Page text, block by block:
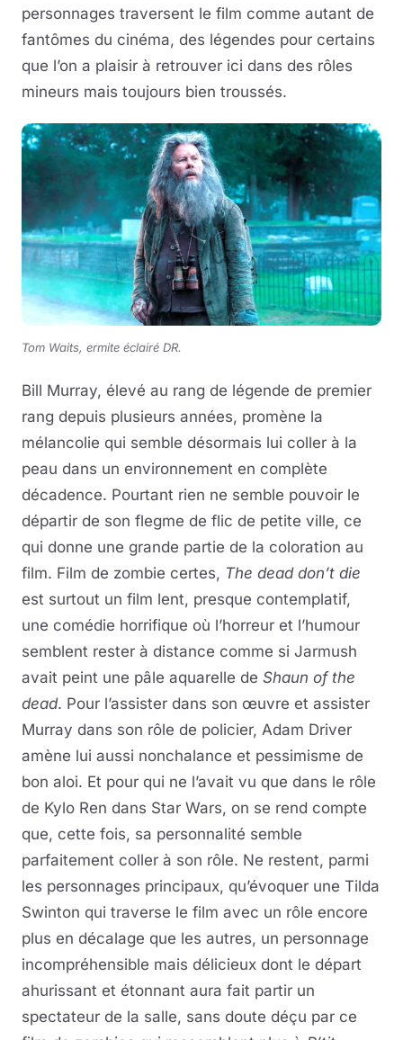
personnages traversent le film comme autant de
fantômes du cinéma, des légendes pour certains
que l’on a plaisir à retrouver ici dans des rôles
mineurs mais toujours bien troussés.
Tom Waits, ermite éclairé DR.
Bill Murray, élevé au rang de légende de premier
rang depuis plusieurs années, promène la
mélancolie qui semble désormais lui coller à la
peau dans un environnement en complète
décadence. Pourtant rien ne semble pouvoir le
départir de son flegme de flic de petite ville, ce
qui donne une grande partie de la coloration au
film. Film de zombie certes, The dead don’t die
est surtout un film lent, presque contemplatif,
une comédie horrifique où l’horreur et l’humour
semblent rester à distance comme si Jarmush
avait peint une pâle aquarelle de Shaun of the
dead. Pour l’assister dans son œuvre et assister
Murray dans son rôle de policier, Adam Driver
amène lui aussi nonchalance et pessimisme de
bon aloi. Et pour qui ne l’avait vu que dans le rôle
de Kylo Ren dans Star Wars, on se rend compte
que, cette fois, sa personnalité semble
parfaitement coller à son rôle. Ne restent, parmi
les personnages principaux, qu’évoquer une Tilda
Swinton qui traverse le film avec un rôle encore
plus en décalage que les autres, un personnage
incompréhensible mais délicieux dont le départ
ahurissant et étonnant aura fait partir un
spectateur de la salle, sans doute déçu par ce